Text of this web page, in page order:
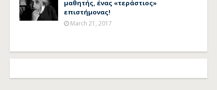
μαθητής, ένας «τεράστιος»
επιστήμονας!
March 21, 2017